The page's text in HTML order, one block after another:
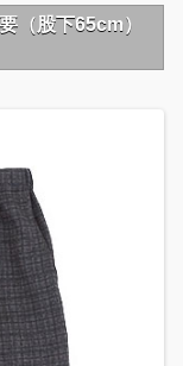
（股下65cm）